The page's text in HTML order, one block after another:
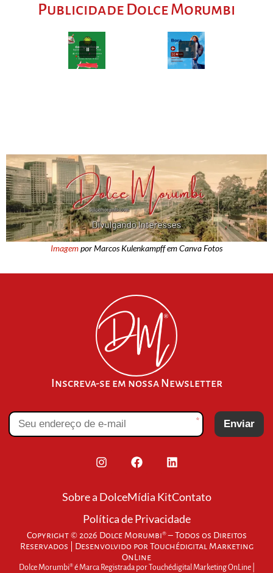
Publicidade Dolce Morumbi
Imagempor Marcos Kulenkampff em Canva Fotos
Inscreva-se em nossa Newsletter
* Enviar
Sobre a DolceMídia KitContato
Política de Privacidade
Copyright © 2026 Dolce Morumbi® – Todos os Direitos
Reservados | Desenvolvido por Touchédigital Marketing
OnLine
Dolce Morumbi® é Marca Registrada por Touchédigital Marketing OnLine |